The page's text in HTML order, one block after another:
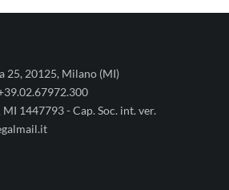
25, 20125, Milano (MI)
1447793 - Cap. Soc. int. ver.